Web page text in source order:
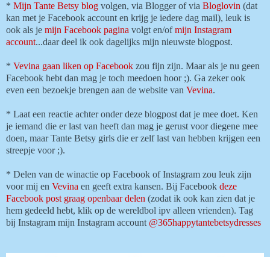
* Mijn Tante Betsy blog volgen, via Blogger of via Bloglovin (dat
kan met je Facebook account en krijg je iedere dag mail), leuk is
ook als je mijn Facebook pagina volgt en/ofmijn Instagram
account...daar deel ik ook dagelijks mijn nieuwste blogpost.
* Vevina gaan liken op Facebook zou fijn zijn. Maar als je nu geen
Facebook hebt dan mag je toch meedoen hoor ;). Ga zeker ook
even een bezoekje brengen aan de website van Vevina.
* Laat een reactie achter onder deze blogpost dat je mee doet. Ken
je iemand die er last van heeft dan mag je gerust voor diegene mee
doen, maar Tante Betsy girls die er zelf last van hebben krijgen een
streepje voor ;).
* Delen van de winactie op Facebook of Instagram zou leuk zijn
voor mij en Vevina en geeft extra kansen. Bij Facebook deze
Facebook post graag openbaar delen (zodat ik ook kan zien dat je
hem gedeeld hebt, klik op de wereldbol ipv alleen vrienden). Tag
bij Instagram mijn Instagram account @365happytantebetsydresses